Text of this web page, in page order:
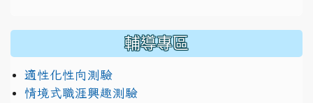
輔導專區
適性化性向測驗
情境式職涯興趣測驗